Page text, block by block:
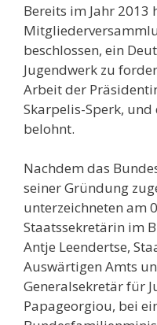
Bereits im Jahr 2013
beschlossen, ein
Jugendwerk zu
Arbeit der
Skarpelis-Sperk, und
belohnt.
Nachdem das
seiner Gründung
unterzeichneten am
Staatssekretärin im
Antje Leendertse,
Auswärtigen Amts
Generalsekretär für
Papageorgiou, bei